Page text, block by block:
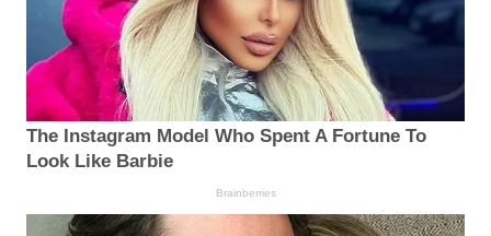
The Instagram Model Who Spent A Fortune To
Look Like Barbie
Brainberries